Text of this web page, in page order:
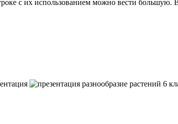
с их использованием можно вести